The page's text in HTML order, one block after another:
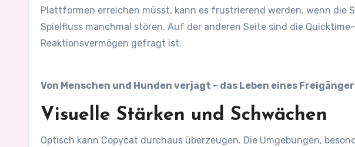
Plattformen erreichen müsst, kann es frustrierend werden, wenn
Spielfluss manchmal stören. Auf der anderen Seite sind die
Reaktionsvermögen gefragt ist.
Von Menschen und Hunden verjagt – das Leben eines
Visuelle Stärken und Schwächen
Optisch kann Copycat durchaus überzeugen. Die Umgebungen,